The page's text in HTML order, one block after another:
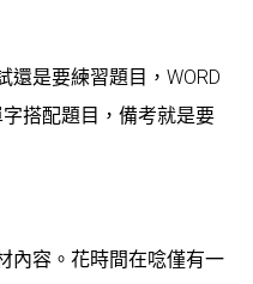
還是要練習題目，WORD
搭配題目，備考就是要
內容。花時間在唸僅有一